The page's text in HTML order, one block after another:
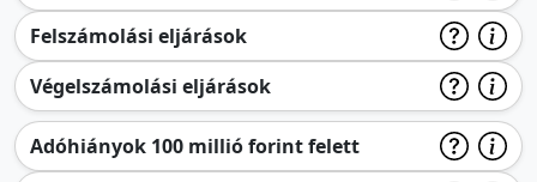
Felszámolási eljárások
Végelszámolási eljárások
Adóhiányok 100 millió forint felett